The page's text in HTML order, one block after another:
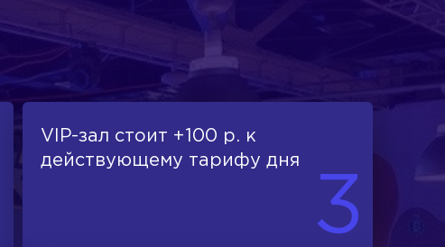
VIP-зал стоит +100 р. к
действующему тарифу дня
3